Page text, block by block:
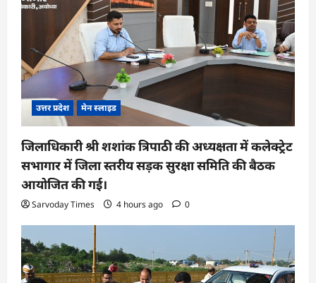
उत्तर प्रदेश मेन स्लाइड
जिलाधिकारी श्री शशांक त्रिपाठी की अध्यक्षता में कलेक्ट्रेट
सभागार में जिला स्तरीय सड़क सुरक्षा समिति की बैठक
आयोजित की गई।
Sarvoday Times 4 hours ago 0